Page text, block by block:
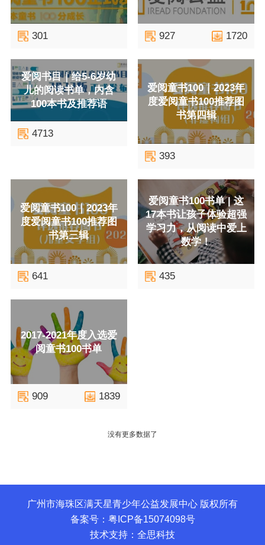
301 927 1720
爱阅书目｜给5-6岁幼
儿的阅读书单，内含
100本书及推荐语
4713
爱阅童书100｜2023年
度爱阅童书100推荐图
书第四辑
393
爱阅童书100｜2023年
度爱阅童书100推荐图
书第三辑
641
爱阅童书100书单 | 这
17本书让孩子体验超强
学习力，从阅读中爱上
数学！
435
2017-2021年度入选爱
阅童书100书单
909 1839
没有更多数据了
广州市海珠区满天星青少年公益发展中心 版权所有
备案号：粤ICP备15074098号
技术支持：全思科技